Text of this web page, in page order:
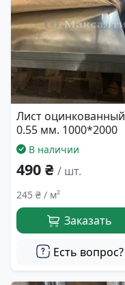
Лист оцинкованный
0.55 мм. 1000*2000
В наличии
490 ₴ / шт.
245 ₴ / м²
Заказать
Есть вопрос?